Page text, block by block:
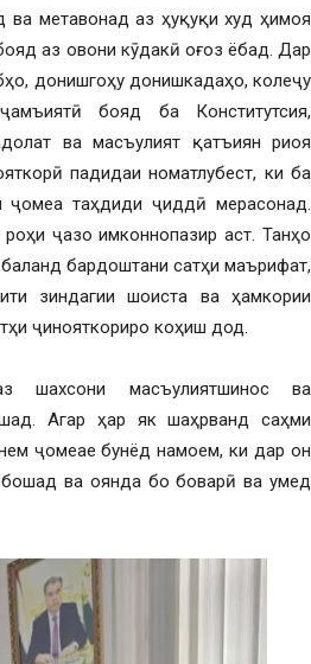
ва метавонад аз ҳуқуқи худ ҳимоя
аз овони кӯдакӣ оғоз ёбад. Дар
донишгоҳу донишкадаҳо, колеҷу
бояд ба Конститутсия,
ва масъулият қатъиян риоя
падидаи номатлубест, ки ба
ҷомеа таҳдиди ҷиддӣ мерасонад.
ҷазо имконнопазир аст. Танҳо
баланд бардоштани сатҳи маърифат,
зиндагии шоиста ва ҳамкории
ҷинояткориро коҳиш дод.
шахсони масъулиятшинос ва
Агар ҳар як шаҳрванд саҳми
ҷомеае бунёд намоем, ки дар он
ва оянда бо боварӣ ва умед